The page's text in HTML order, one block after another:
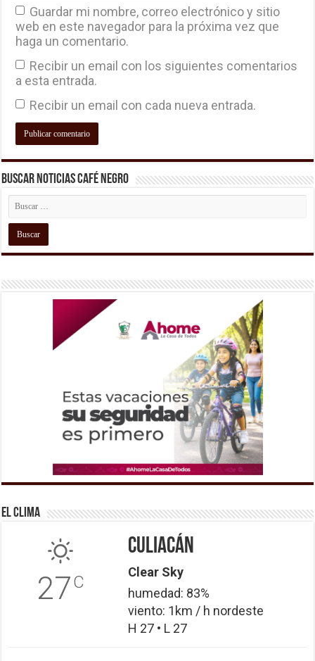
Guardar mi nombre, correo electrónico y sitio
web en este navegador para la próxima vez que
haga un comentario.
Recibir un email con los siguientes comentarios
a esta entrada.
Recibir un email con cada nueva entrada.
Buscar Noticias Café Negro
El Clima
27C
Culiacán
Clear Sky
humedad: 83%
viento: 1km / h nordeste
H 27 • L 27